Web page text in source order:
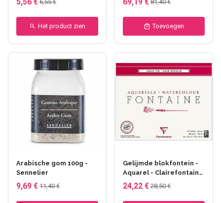
korrel
5,56 € 6,55 €
Het product zien
69,19 € 81,40 €
Toevoegen
Arabische gom 100g -
Sennelier
9,69 € 11,40 €
Gelijmde blokfontein -
Aquarel - Clairefontaine
- collé 1 côté - 10F -
26x36cm - Grain fin
24,22 € 28,50 €